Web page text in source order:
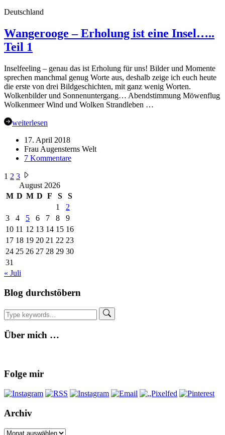
Deutschland
Wangerooge – Erholung ist eine Insel…..
Teil 1
Inselfeeling – genau das ist Erholung für uns! Bilder und Momente
sprechen manchmal genug Worte aus, deshalb zeige ich euch heute
die erste von drei Bildgeschichten, mit ganz wenig Worten.
Wolkenbilder und Sonnenuntergang… Abendstimmung Möwenflug
Wolkenmeer Wind und Wolken Strandleben …
weiterlesen
17. April 2018
Frau Augensterns Welt
7 Kommentarezu
ist
1
Seitennummerierung
der
1 2 3
August 2026
M D M D F S
S
1
2
3
4 5 6 7 8
9
10 11 12 13 14 15 16
17 18 19 20 21 22 23
24 25 26 27 28 29 30
31
« Juli
Blog durchstöbern
Über mich …
Folge mir
Archiv
Archiv